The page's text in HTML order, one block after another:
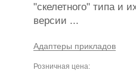
"скелетного" типа и
версии ...
Адаптеры прикладов
Розничная цена: